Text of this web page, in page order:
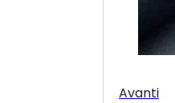
Avanti